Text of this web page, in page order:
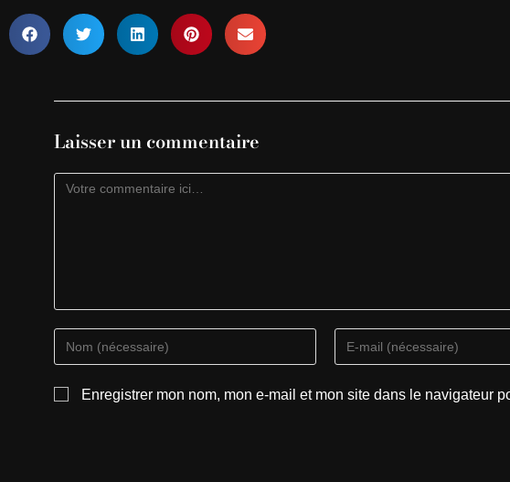
Laisser un commentaire
Enregistrer mon nom, mon e-mail et mon site dans le navigateur